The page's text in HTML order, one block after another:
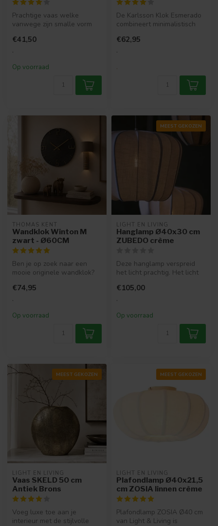
Prachtige vaas welke
vanwege zijn smalle vorm
vensterbank o...
€41,50
.
Op voorraad
De Karlsson Klok Esmerado
combineert minimalistisch
€62,95
.
.
THOMAS KENT
Wandklok Winton M
zwart - Ø60CM
Ben je op zoek naar een
mooie originele wandklok?
iets vo...
€74,95
.
Op voorraad
MEEST GEKOZEN
LIGHT EN LIVING
Hanglamp Ø40x30 cm
ZUBEDO crème
Deze hanglamp verspreid
het licht prachtig. Het licht
€105,00
.
Op voorraad
MEEST GEKOZEN
LIGHT EN LIVING
Vaas SKELD 50 cm
Antiek Brons
Voeg luxe toe aan je
interieur met de stijlvolle
MEEST GEKOZEN
LIGHT EN LIVING
Plafondlamp Ø40x21,5
cm ZOSIA linnen crème
Plafondlamp ZOSIA Ø40 cm
van Light & Living is